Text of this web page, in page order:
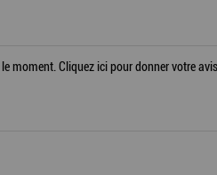
moment. Cliquez ici pour donner votre